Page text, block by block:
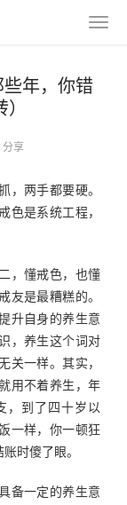
年，你错
分享
，两手都要硬。
色是系统工程，
，懂戒色，也懂
友是最糟糕的。
升自身的养生意
，养生这个词对
关一样。其实，
用不着养生，年
，到了四十岁以
一样，你一顿狂
时傻了眼。
备一定的养生意